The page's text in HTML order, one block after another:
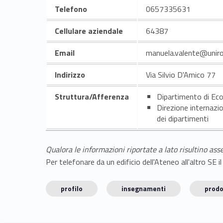
Telefono
0657335631
Cellulare aziendale
64387
Email
Indirizzo
Via Silvio D'Amico 77
Struttura/Afferenza
Dipartimento di
Direzione
dei dipartimenti
Qualora le informazioni riportate a lato risultino
Per telefonare da un edificio dell'Ateneo all'altro
profilo insegnamenti